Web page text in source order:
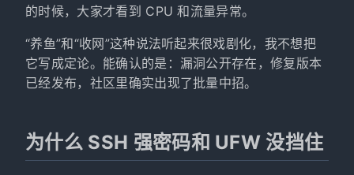
的时候，大家才看到 CPU 和流量异常。
“养鱼”和“收网”这种说法听起来很戏剧化，我不想把
它写成定论。能确认的是：漏洞公开存在，修复版本
已经发布，社区里确实出现了批量中招。
为什么 SSH 强密码和 UFW 没挡住